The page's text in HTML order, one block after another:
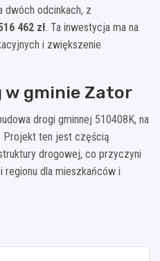
dwóch odcinkach, z
462 zł. Ta inwestycja ma na
i zwiększenie
w gminie Zator
drogi gminnej 510408K, na
. Projekt ten jest częścią
drogowej, co przyczyni
dla mieszkańców i